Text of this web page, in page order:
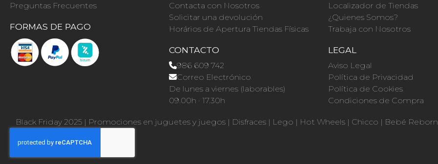
Preguntas Frecuentes
FORMAS DE PAGO
Contacta con Nosotros
Solicitar una devolución
Horários de Apertura Tiendas Físicas
CONTACTO
986 609 742
Correo Electrónico
De lunes a viernes (laborables)
09.00h · 17.30h
Localizador de Tiendas
¿Quienes Somos?
Trabaja con Nosotros
LEGAL
Aviso Legal
Política de Privacidad
Política de Cookies
Condiciones de Compra
Black Friday 2025 | Promociones en juguetes y juegos | Disfraces | Lego | Hot Wheels | Chicco | Bebé Reborn